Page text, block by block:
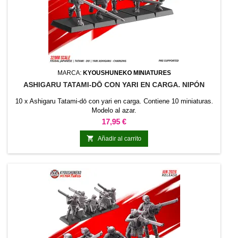
MARCA: KYOUSHUNEKO MINIATURES
ASHIGARU TATAMI-DŌ CON YARI EN CARGA. NIPÓN
10 x Ashigaru Tatami-dō con yari en carga. Contiene 10 miniaturas.
Modelo al azar.
Precio
17,95 €
 Añadir al carrito